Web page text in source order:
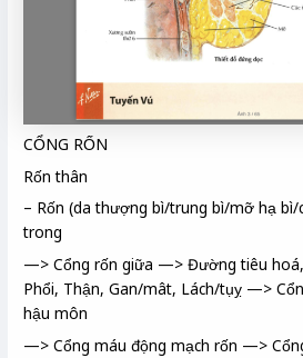
CỔNG RỐN
Rốn thân
– Rốn (da thượng bì/trung bì/mỡ hạ
trong
—> Cổng rốn giữa —> Đường tiêu
Phổi, Thận, Gan/mât, Lách/tụỵ —>
hậu môn
—> Cổng máu động mạch rốn —>